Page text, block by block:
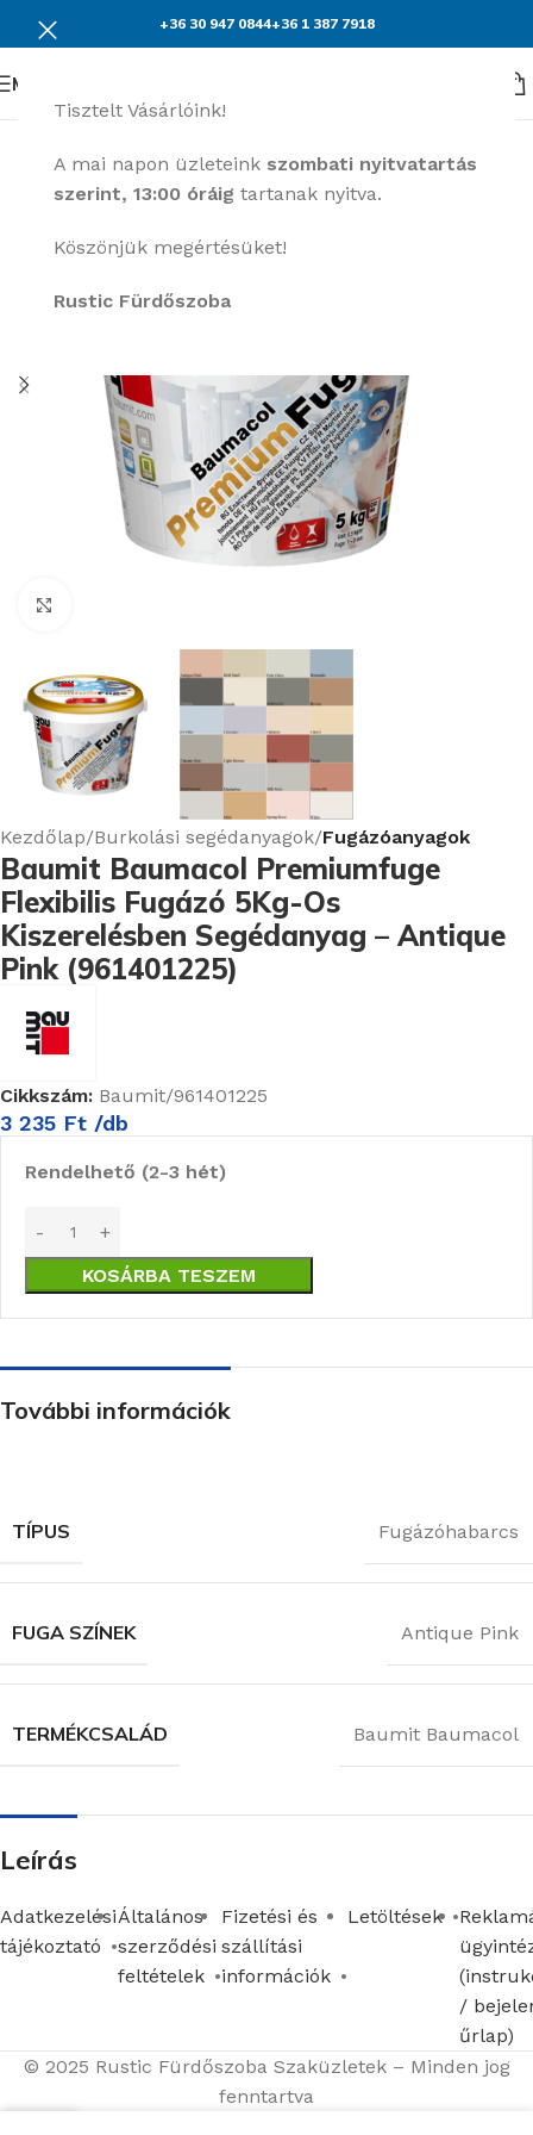
Tisztelt Vásárlóink!
A mai napon üzleteink szombati nyitvatartás
szerint, 13:00 óráig tartanak nyitva.
Köszönjük megértésüket!
Rustic Fürdőszoba
+36 30 947 0844+36 1 387 7918
Menü
Kezdőlap Burkolási segédanyagok Fugázóanyagok
Baumit Baumacol Premiumfuge
Flexibilis Fugázó 5Kg-Os
Kiszerelésben Segédanyag – Antique
Pink (961401225)
Cikkszám: Baumit/961401225
3 235 Ft /db
Rendelhető (2-3 hét)
KOSÁRBA TESZEM
További információk
TÍPUS Fugázóhabarcs
FUGA SZÍNEK Antique Pink
TERMÉKCSALÁD Baumit Baumacol
Leírás
Adatkezelési
tájékoztató
Általános
szerződési
feltételek
Fizetési és
szállítási
információk
Letöltések
/
űrlap)
© 2025 Rustic Fürdőszoba Szaküzletek – Minden jog
fenntartva